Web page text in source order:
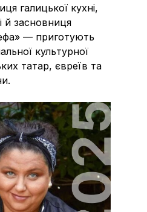
галицької кухні,
й засновниця
— приготують
культурної
татар, євреїв та